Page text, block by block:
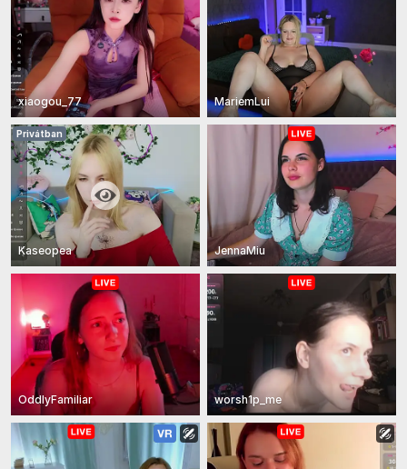
xiaogou_77 MariemLui
Privátban
Kaseopea JennaMiu
OddlyFamiliar worsh1p_me